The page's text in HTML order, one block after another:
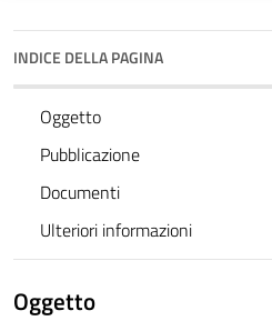
INDICE DELLA PAGINA
Oggetto
Pubblicazione
Documenti
Ulteriori informazioni
Oggetto